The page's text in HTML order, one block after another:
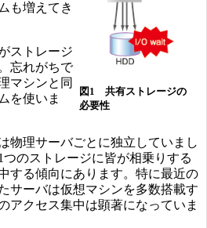
図1 共有ストレージの
必要性
も増えてき
ストレージ
忘れがちで
マシンと同
を使いま
物理サーバごとに独立していまし
のストレージに皆が相乗りする
する傾向にあります。特に最近の
サーバは仮想マシンを多数搭載す
アクセス集中は顕著になっていま